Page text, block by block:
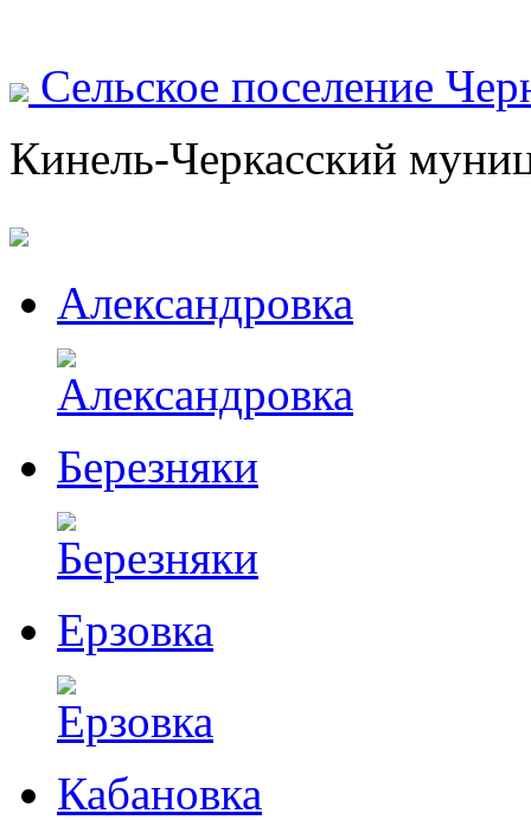
Сельское поселение
Кинель-Черкасский
Александровка
Березняки
Ерзовка
Кабановка